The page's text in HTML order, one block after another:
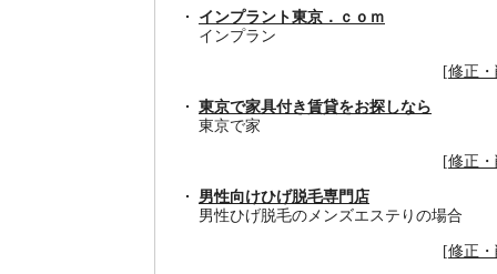
インプラント東京．ｃｏｍ
インプラン
[修正
東京で家具付き賃貸をお探しなら
東京で家
[修正
男性向けひげ脱毛専門店
男性ひげ脱毛のメンズエステりの場合
[修正